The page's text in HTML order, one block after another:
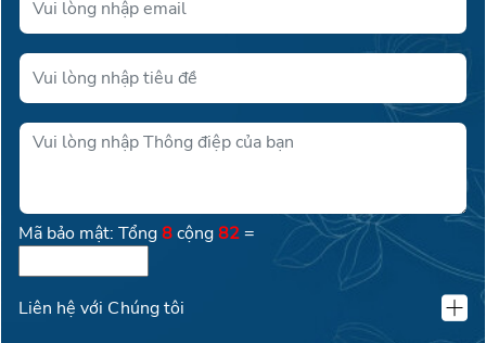
Mã bảo mật: Tổng8cộng82=
Liên hệ với Chúng tôi